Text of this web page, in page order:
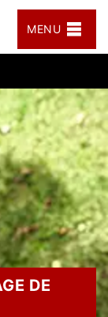
MENU
DE